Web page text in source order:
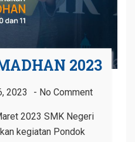
2023
2023 No Comment
2023 SMK Negeri
kegiatan Pondok